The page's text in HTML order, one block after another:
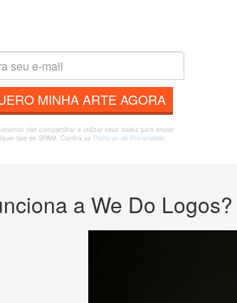
MINHA ARTE AGORA
não compartilhar e utilizar seus dados para enviar
tipo de SPAM. Confira as Políticas de Privacidade.
a We Do Logos?